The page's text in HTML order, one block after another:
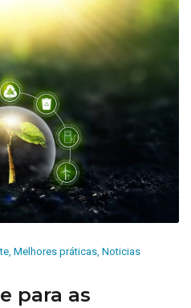
Melhores práticas Noticias
para as